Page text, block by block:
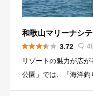
和歌山マリーナシ
 3.72 
リゾートの魅力が広
公園」では、「海洋釣